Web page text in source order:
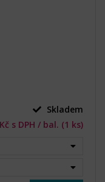
Skladem
s DPH / bal. (1 ks)